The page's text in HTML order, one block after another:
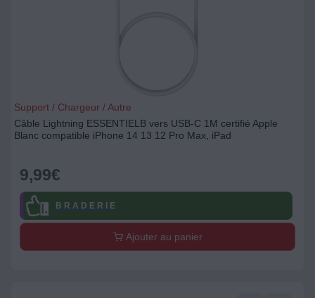
Support / Chargeur / Autre
Câble Lightning ESSENTIELB vers USB-C 1M certifié Apple
Blanc compatible iPhone 14 13 12 Pro Max, iPad
9,99€
B R A D E R I E
Ajouter au panier